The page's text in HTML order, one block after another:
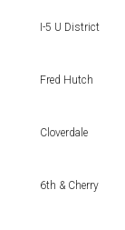
I-5 U District
Fred Hutch
Cloverdale
6th & Cherry